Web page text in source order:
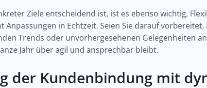
Ziele entscheidend ist, ist es ebenso wichtig,
Anpassungen in Echtzeit. Seien Sie darauf
Trends oder unvorhergesehenen Gelegenheiten
Jahr über agil und ansprechbar bleibt.
der Kundenbindung mit